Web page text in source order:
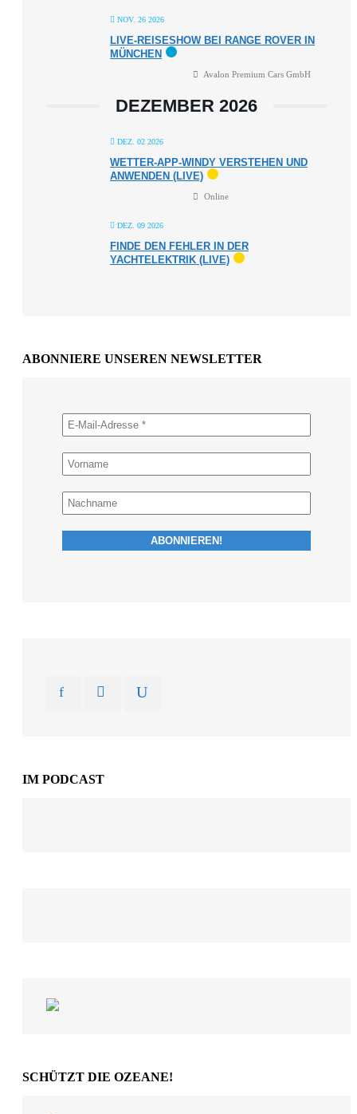
NOV. 26 2026
LIVE-REISESHOW BEI RANGE ROVER IN
MÜNCHEN
Avalon Premium Cars GmbH
DEZEMBER 2026
DEZ. 02 2026
WETTER-APP-WINDY VERSTEHEN UND
ANWENDEN (LIVE)
Online
DEZ. 09 2026
FINDE DEN FEHLER IN DER
YACHTELEKTRIK (LIVE)
ABONNIERE UNSEREN NEWSLETTER
IM PODCAST
SCHÜTZT DIE OZEANE!